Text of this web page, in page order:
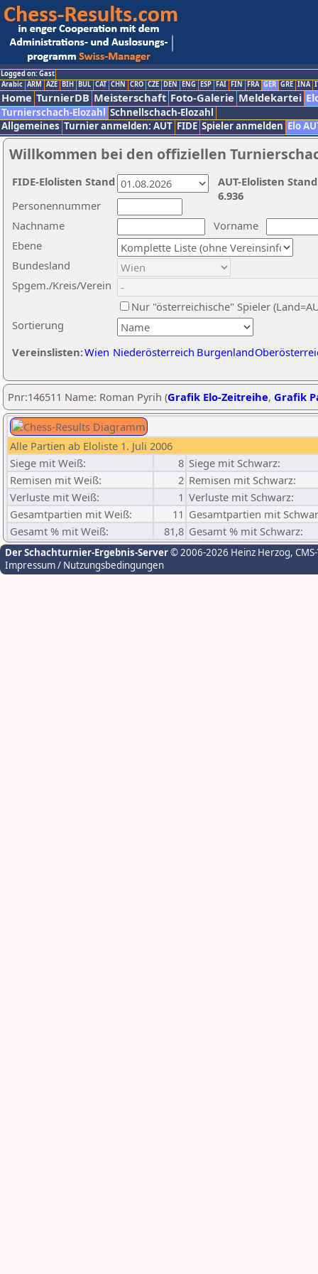
Logged on: Gast
Arabic ARM AZE BIH BUL CAT CHN CRO CZE DEN ENG ESP FAI FIN FRA GER GRE INA
Home TurnierDB Meisterschaft Foto-Galerie Meldekartei
Turnierschach-Elozahl Schnellschach-Elozahl
Allgemeines Turnier anmelden: AUT FIDE Spieler anmelden Elo
Willkommen bei den offiziellen
Nachname
Vorname
Ebene
Sortierung
Personennummer
Bundesland
Spgem./Kreis/Verein
Nur "österreichische" Spieler
Vereinslisten:Wien Niederösterreich Burgenland
AUT-Elolisten
6.936
FIDE-Elolisten Stand
Pnr:146511 Name: Roman Pyrih (Grafik Elo-Zeitreihe, Grafik
Alle Partien ab Eloliste 1. Juli 2006
Siege mit Weiß:
8 Siege mit Schwarz:
Remisen mit Weiß:
2 Remisen mit Schwarz:
Verluste mit Weiß:
1 Verluste mit Schwarz:
Gesamtpartien mit Weiß:
11 Gesamtpartien mit
Gesamt % mit Weiß:
81,8 Gesamt % mit Schwarz:
Der Schachturnier-Ergebnis-Server© 2006-2026 Heinz Herzog,
Impressum / Nutzungsbedingungen